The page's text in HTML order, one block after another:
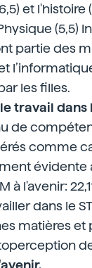
et l'histoire
(5,5)
partie des
les filles.
travail dans
de
comme
évidente
à l'avenir:
dans le
matières et